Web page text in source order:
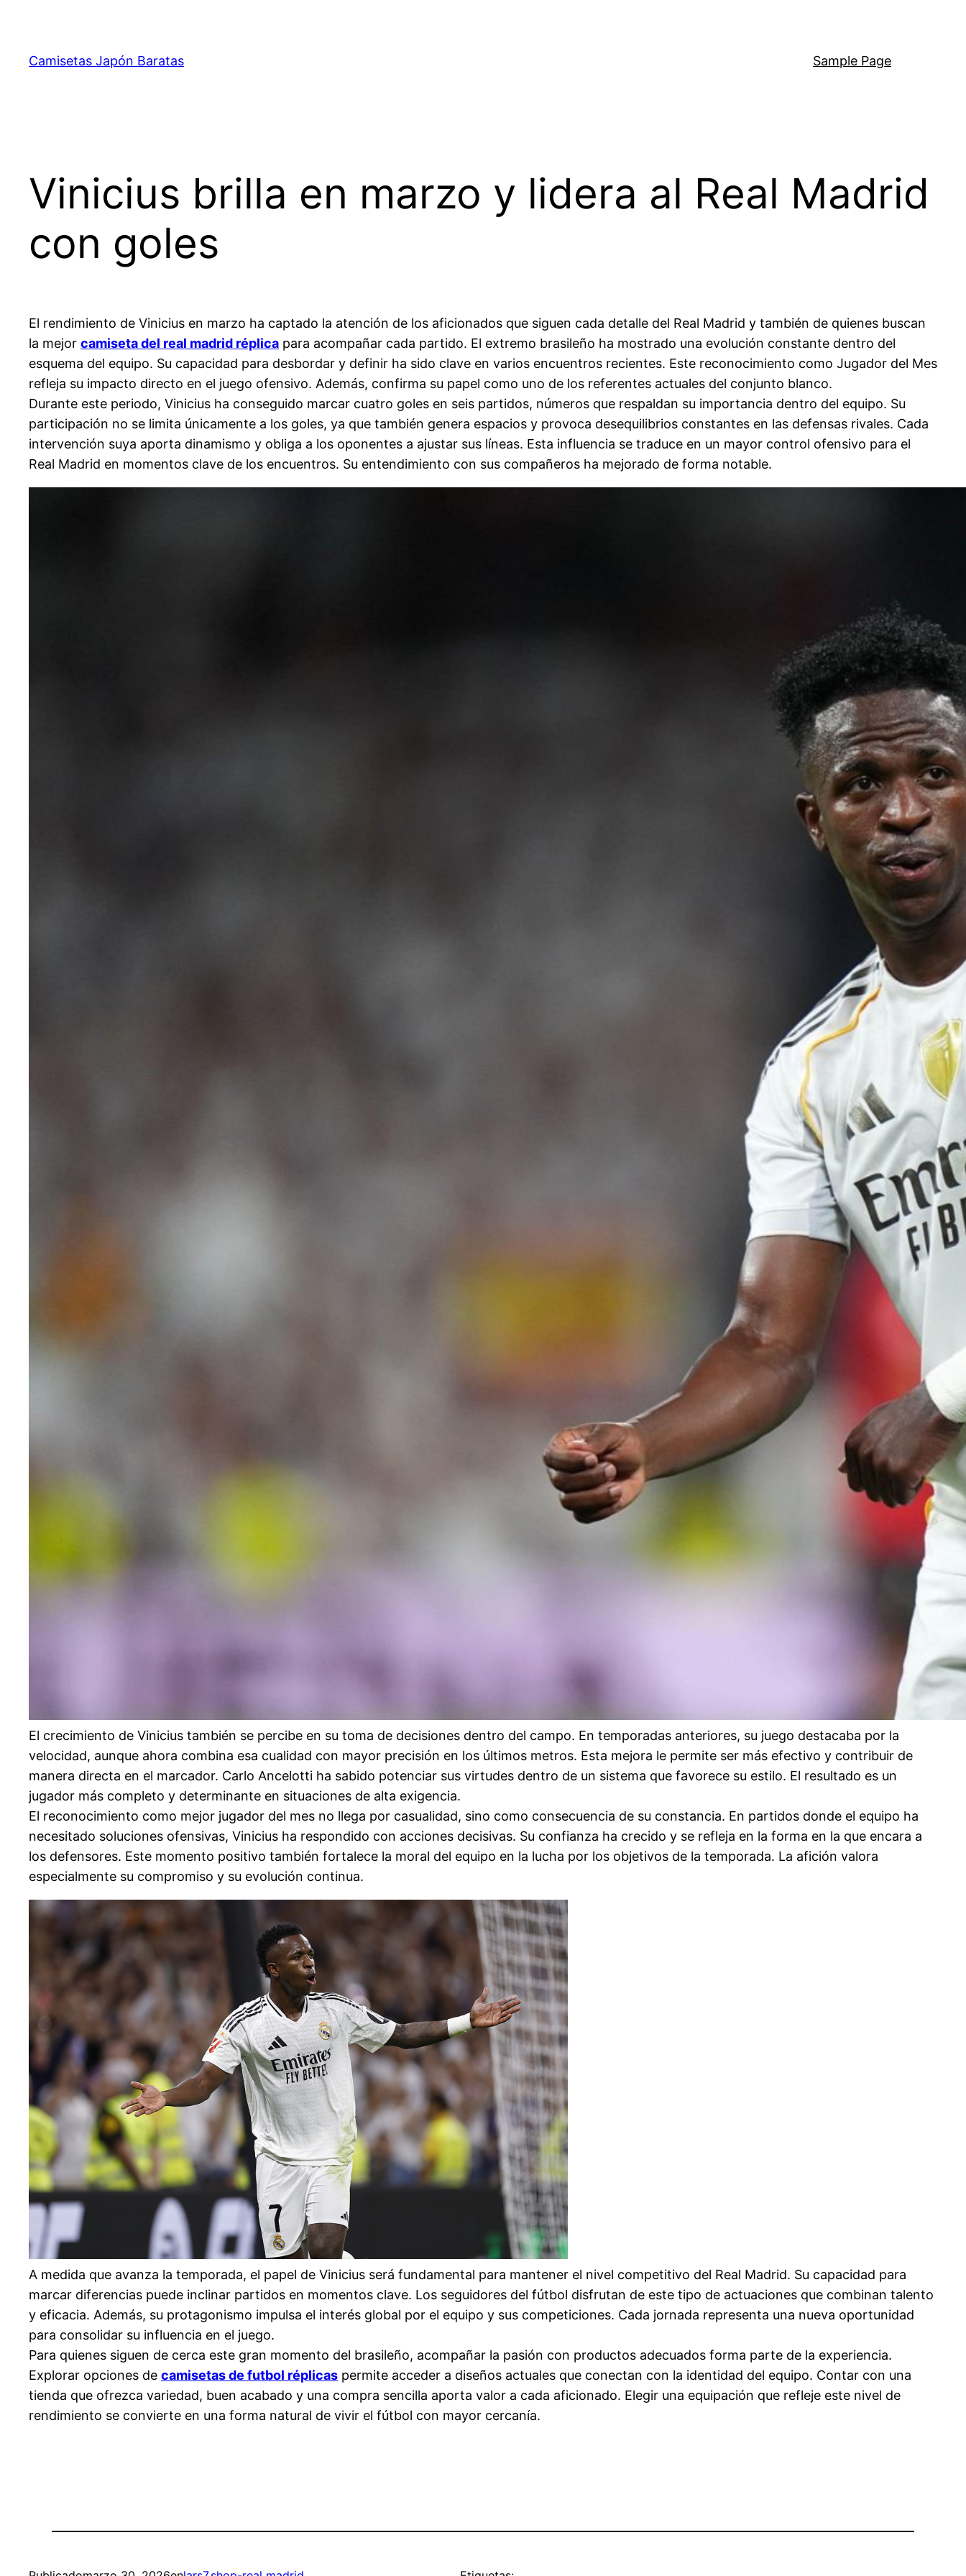
contenido
Camisetas Japón Baratas Sample Page
Vinicius brilla en marzo y lidera al Real Madrid
con goles
El rendimiento de Vinicius en marzo ha captado la atención de los aficionados que siguen cada detalle del Real Madrid y también de quienes buscan
la mejor camiseta del real madrid réplica para acompañar cada partido. El extremo brasileño ha mostrado una evolución constante dentro del
esquema del equipo. Su capacidad para desbordar y definir ha sido clave en varios encuentros recientes. Este reconocimiento como Jugador del Mes
refleja su impacto directo en el juego ofensivo. Además, confirma su papel como uno de los referentes actuales del conjunto blanco.
Durante este periodo, Vinicius ha conseguido marcar cuatro goles en seis partidos, números que respaldan su importancia dentro del equipo. Su
participación no se limita únicamente a los goles, ya que también genera espacios y provoca desequilibrios constantes en las defensas rivales. Cada
intervención suya aporta dinamismo y obliga a los oponentes a ajustar sus líneas. Esta influencia se traduce en un mayor control ofensivo para el
Real Madrid en momentos clave de los encuentros. Su entendimiento con sus compañeros ha mejorado de forma notable.
El crecimiento de Vinicius también se percibe en su toma de decisiones dentro del campo. En temporadas anteriores, su juego destacaba por la
velocidad, aunque ahora combina esa cualidad con mayor precisión en los últimos metros. Esta mejora le permite ser más efectivo y contribuir de
manera directa en el marcador. Carlo Ancelotti ha sabido potenciar sus virtudes dentro de un sistema que favorece su estilo. El resultado es un
jugador más completo y determinante en situaciones de alta exigencia.
El reconocimiento como mejor jugador del mes no llega por casualidad, sino como consecuencia de su constancia. En partidos donde el equipo ha
necesitado soluciones ofensivas, Vinicius ha respondido con acciones decisivas. Su confianza ha crecido y se refleja en la forma en la que encara a
los defensores. Este momento positivo también fortalece la moral del equipo en la lucha por los objetivos de la temporada. La afición valora
especialmente su compromiso y su evolución continua.
A medida que avanza la temporada, el papel de Vinicius será fundamental para mantener el nivel competitivo del Real Madrid. Su capacidad para
marcar diferencias puede inclinar partidos en momentos clave. Los seguidores del fútbol disfrutan de este tipo de actuaciones que combinan talento
y eficacia. Además, su protagonismo impulsa el interés global por el equipo y sus competiciones. Cada jornada representa una nueva oportunidad
para consolidar su influencia en el juego.
Para quienes siguen de cerca este gran momento del brasileño, acompañar la pasión con productos adecuados forma parte de la experiencia.
Explorar opciones de camisetas de futbol réplicas permite acceder a diseños actuales que conectan con la identidad del equipo. Contar con una
tienda que ofrezca variedad, buen acabado y una compra sencilla aporta valor a cada aficionado. Elegir una equipación que refleje este nivel de
rendimiento se convierte en una forma natural de vivir el fútbol con mayor cercanía.